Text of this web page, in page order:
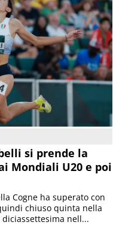
si prende la
Mondiali U20 e poi
Cogne ha superato con
chiuso quinta nella
nell...